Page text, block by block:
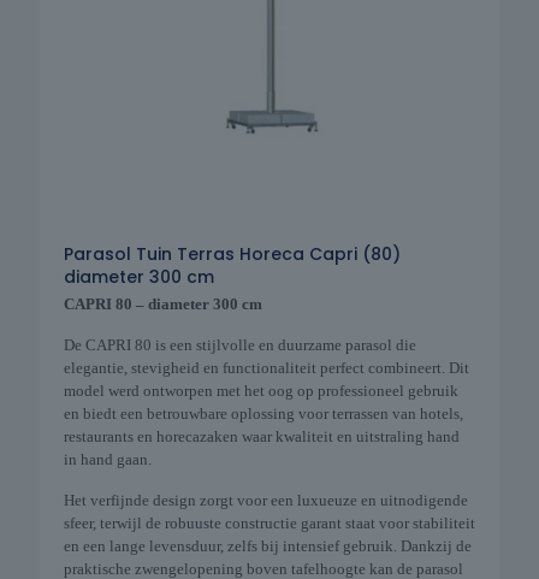
Parasol Tuin Terras Horeca Capri (80)
diameter 300 cm
CAPRI 80 – diameter 300 cm
De CAPRI 80 is een stijlvolle en duurzame parasol die
elegantie, stevigheid en functionaliteit perfect combineert. Dit
model werd ontworpen met het oog op professioneel gebruik
en biedt een betrouwbare oplossing voor terrassen van hotels,
restaurants en horecazaken waar kwaliteit en uitstraling hand
in hand gaan.
Het verfijnde design zorgt voor een luxueuze en uitnodigende
sfeer, terwijl de robuuste constructie garant staat voor stabiliteit
en een lange levensduur, zelfs bij intensief gebruik. Dankzij de
praktische zwengelopening boven tafelhoogte kan de parasol